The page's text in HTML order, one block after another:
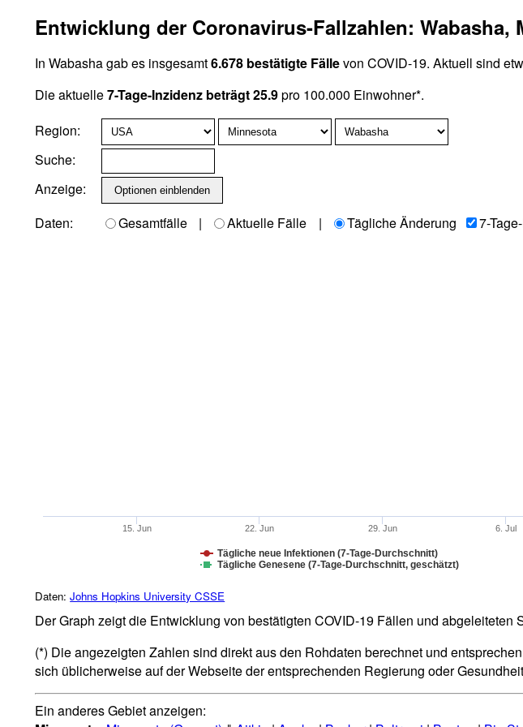
Entwicklung der Coronavirus-Fallzahlen: Wabasha,
In Wabasha gab es insgesamt6.678 bestätigte Fällevon COVID-19. Aktuell sind
Die aktuelle7-Tage-Inzidenz beträgt 25.9pro 100.000 Einwohner*.
Region:
Suche:
Anzeige:
Daten:
Gesamtfälle | Aktuelle Fälle | Tägliche Änderung 7-
Tägliche neue Infektionen (7-Tage-Durchschnitt)
Tägliche Genesene (7-Tage-Durchschnitt, geschätzt)
15. Jun 22. Jun 29. Jun 6. Jul
Daten:Johns Hopkins University CSSE
Der Graph zeigt die Entwicklung von bestätigten COVID-19 Fällen und abgeleiteten
(*) Die angezeigten Zahlen sind direkt aus den Rohdaten berechnet und
sich üblicherweise auf der Webseite der entsprechenden Regierung oder
Ein anderes Gebiet anzeigen: